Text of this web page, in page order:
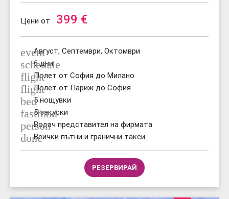
Цени от 399 €
event
Август, Септември, Октомври
schedule
6 дни
flightПолет от София до Милано
flightПолет от Париж до София
bed5 нощувки
fastfood
5 закуски
person
Водач представител на фирмата
doneВсички пътни и гранични такси
РЕЗЕРВИРАЙ